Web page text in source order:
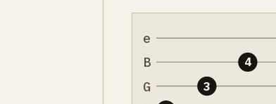
e
B
G
3
4